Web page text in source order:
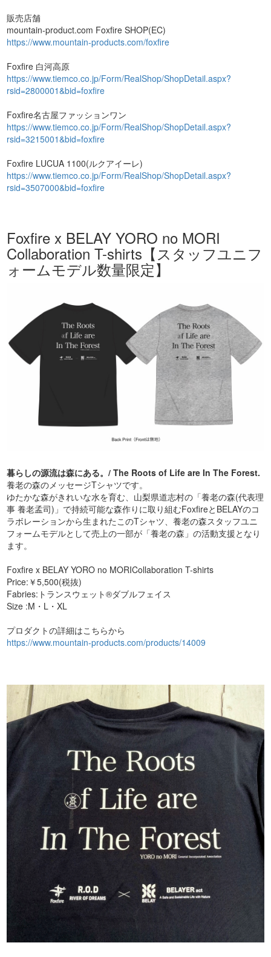
販売店舗
mountain-product.com Foxfire SHOP(EC)
https://www.mountain-products.com/foxfire
Foxfire 白河高原
https://www.tiemco.co.jp/Form/RealShop/ShopDetail.aspx?
rsid=2800001&bid=foxfire
Foxfire名古屋ファッションワン
https://www.tiemco.co.jp/Form/RealShop/ShopDetail.aspx?
rsid=3215001&bid=foxfire
Foxfire LUCUA 1100(ルクアイーレ)
https://www.tiemco.co.jp/Form/RealShop/ShopDetail.aspx?
rsid=3507000&bid=foxfire
Foxfire x BELAY YORO no MORI
Collaboration T-shirts【スタッフユニフ
ォームモデル数量限定】
暮らしの源流は森にある。/ The Roots of Life are In The Forest.
養老の森のメッセージTシャツです。
ゆたかな森がきれいな水を育む、山梨県道志村の「養老の森(代表理
事 養老孟司)」で持続可能な森作りに取り組むFoxfireとBELAYのコ
ラボレーションから生まれたこのTシャツ、養老の森スタッフユニ
フォームモデルとして売上の一部が「養老の森」の活動支援となり
ます。
Foxfire x BELAY YORO no MORICollaboration T-shirts
Price:￥5,500(税抜)
Fabries:トランスウェット®ダブルフェイス
Size :M・L・XL
プロダクトの詳細はこちらから
https://www.mountain-products.com/products/14009